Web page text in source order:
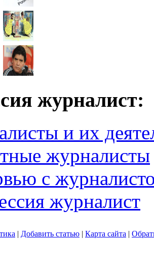
журналист:
и их
журналисты
с
журналист
| Добавить статью | Карта сайта |